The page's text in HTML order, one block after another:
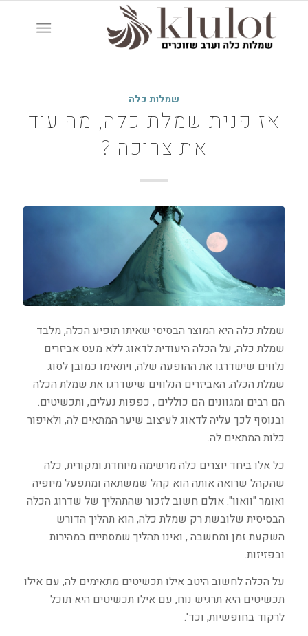
שמלות כלה
אז קנית שמלת כלה, מה עוד
את צריכה ?
שמלת כלה היא המוצר הבסיסי שאיתו תופיע הכלה, מלבד
שמלת כלה, על הכלה היעודית לדאוג ללא מעט אביזרים
נלווים שישדרגו את ההופעה שלה, ויתאימו כמובן לסוג
שמלת הכלה. האביזרים הנלווים שישדרגו את שמלת הכלה
הם רבים ומגוונים הם כוללים , כפפות נעלים, ותכשיטים.
ובנוסף לכך עליה לדאוג לעיצוב שיער המתאים לה, ולאיפור
כלות המתאים לה.
כל אלו ביחד יוצרים כלה מרשימה מיוחדת ומקורית, כלה
שהקהל שרואה אותה הוא קהל שמשתאה ומתפעל מיופיה
ואומר "וואוו". אולם חשוב לזכור שהתהליך של שדרוג הכלה
הבסיסית שלובשת רק שמלת כלה, הוא תהליך הדורש
השקעת זמן ומחשבה , ואינו תהליך שמסתיים במהירות
ובפזיזות.
על הכלה לחשוב היטב אילו תכשיטים מתאימים לה, עם אילו
תכשיטים היא תרגיש נוח, עם אילו תכשיטים היא תוכל
לרקוד בחופשיות, וכד'.